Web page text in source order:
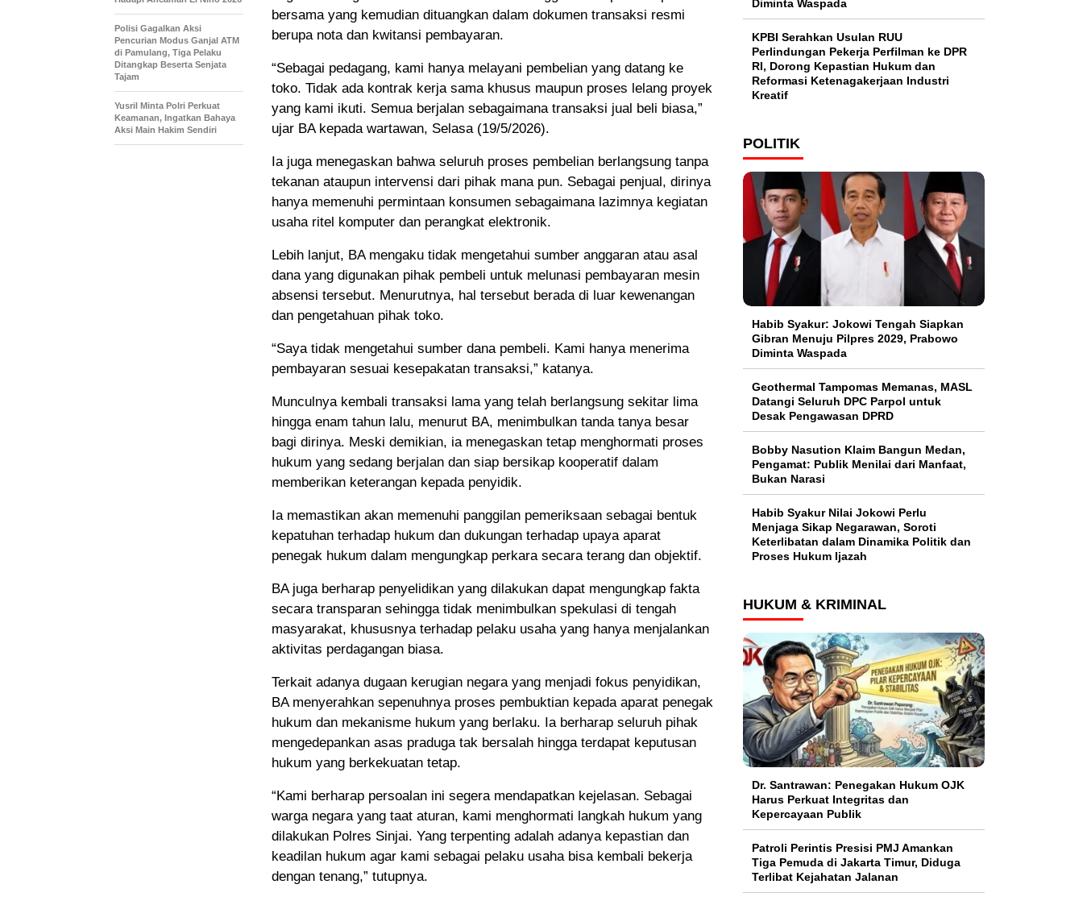
bersama yang kemudian dituangkan dalam dokumen transaksi resmi
berupa nota dan kwitansi pembayaran.
“Sebagai pedagang, kami hanya melayani pembelian yang datang ke
toko. Tidak ada kontrak kerja sama khusus maupun proses lelang proyek
yang kami ikuti. Semua berjalan sebagaimana transaksi jual beli biasa,”
ujar BA kepada wartawan, Selasa (19/5/2026).
Ia juga menegaskan bahwa seluruh proses pembelian berlangsung tanpa
tekanan ataupun intervensi dari pihak mana pun. Sebagai penjual, dirinya
hanya memenuhi permintaan konsumen sebagaimana lazimnya kegiatan
usaha ritel komputer dan perangkat elektronik.
Lebih lanjut, BA mengaku tidak mengetahui sumber anggaran atau asal
dana yang digunakan pihak pembeli untuk melunasi pembayaran mesin
absensi tersebut. Menurutnya, hal tersebut berada di luar kewenangan
dan pengetahuan pihak toko.
“Saya tidak mengetahui sumber dana pembeli. Kami hanya menerima
pembayaran sesuai kesepakatan transaksi,” katanya.
Munculnya kembali transaksi lama yang telah berlangsung sekitar lima
hingga enam tahun lalu, menurut BA, menimbulkan tanda tanya besar
bagi dirinya. Meski demikian, ia menegaskan tetap menghormati proses
hukum yang sedang berjalan dan siap bersikap kooperatif dalam
memberikan keterangan kepada penyidik.
Ia memastikan akan memenuhi panggilan pemeriksaan sebagai bentuk
kepatuhan terhadap hukum dan dukungan terhadap upaya aparat
penegak hukum dalam mengungkap perkara secara terang dan objektif.
BA juga berharap penyelidikan yang dilakukan dapat mengungkap fakta
secara transparan sehingga tidak menimbulkan spekulasi di tengah
masyarakat, khususnya terhadap pelaku usaha yang hanya menjalankan
aktivitas perdagangan biasa.
Terkait adanya dugaan kerugian negara yang menjadi fokus penyidikan,
BA menyerahkan sepenuhnya proses pembuktian kepada aparat penegak
hukum dan mekanisme hukum yang berlaku. Ia berharap seluruh pihak
mengedepankan asas praduga tak bersalah hingga terdapat keputusan
hukum yang berkekuatan tetap.
“Kami berharap persoalan ini segera mendapatkan kejelasan. Sebagai
warga negara yang taat aturan, kami menghormati langkah hukum yang
dilakukan Polres Sinjai. Yang terpenting adalah adanya kepastian dan
keadilan hukum agar kami sebagai pelaku usaha bisa kembali bekerja
dengan tenang,” tutupnya.
Polisi Gagalkan Aksi
Pencurian Modus Ganjal ATM
di Pamulang, Tiga Pelaku
Ditangkap Beserta Senjata
Tajam
Yusril Minta Polri Perkuat
Keamanan, Ingatkan Bahaya
Aksi Main Hakim Sendiri
Diminta Waspada
KPBI Serahkan Usulan RUU
Perlindungan Pekerja Perfilman ke DPR
RI, Dorong Kepastian Hukum dan
Reformasi Ketenagakerjaan Industri
Kreatif
POLITIK
Habib Syakur: Jokowi Tengah Siapkan
Gibran Menuju Pilpres 2029, Prabowo
Diminta Waspada
Geothermal Tampomas Memanas, MASL
Datangi Seluruh DPC Parpol untuk
Desak Pengawasan DPRD
Bobby Nasution Klaim Bangun Medan,
Pengamat: Publik Menilai dari Manfaat,
Bukan Narasi
Habib Syakur Nilai Jokowi Perlu
Menjaga Sikap Negarawan, Soroti
Keterlibatan dalam Dinamika Politik dan
Proses Hukum Ijazah
HUKUM & KRIMINAL
Dr. Santrawan: Penegakan Hukum OJK
Harus Perkuat Integritas dan
Kepercayaan Publik
Patroli Perintis Presisi PMJ Amankan
Tiga Pemuda di Jakarta Timur, Diduga
Terlibat Kejahatan Jalanan